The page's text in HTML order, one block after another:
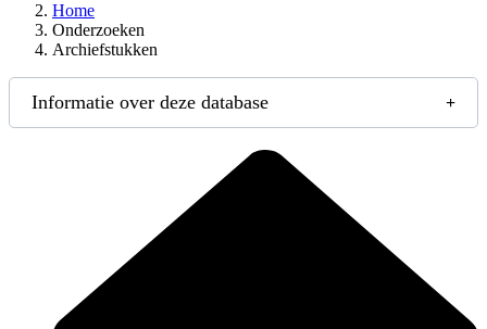
Home
Onderzoeken
Archiefstukken
Informatie over deze database